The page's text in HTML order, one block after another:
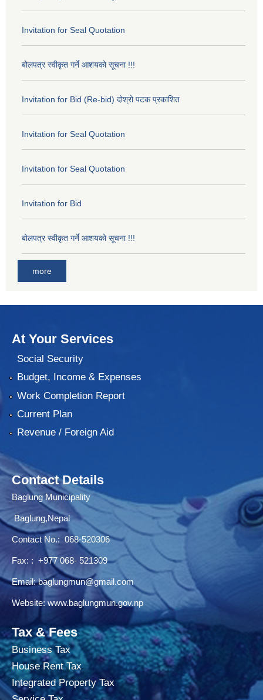
Invitation for Seal Quotation
बोलपत्र स्वीकृत गर्ने आशयको सूचना !!!
Invitation for Bid (Re-bid) दोश्रो पटक प्रकाशित
Invitation for Seal Quotation
Invitation for Seal Quotation
Invitation for Bid
बोलपत्र स्वीकृत गर्ने आशयको सूचना !!!
more
At Your Services
Social Security
Budget, Income & Expenses
Work Completion Report
Current Plan
Revenue / Foreign Aid
Contact Details
Baglung Municipality
Baglung,Nepal
Contact No.: 068-520306
Fax: : +977 068- 521309
Email:baglungmun@gmail.com
Website:www.baglungmun.gov.np
Tax & Fees
Business Tax
House Rent Tax
Integrated Property Tax